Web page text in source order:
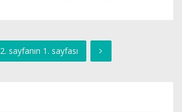
2. sayfanın 1. sayfası